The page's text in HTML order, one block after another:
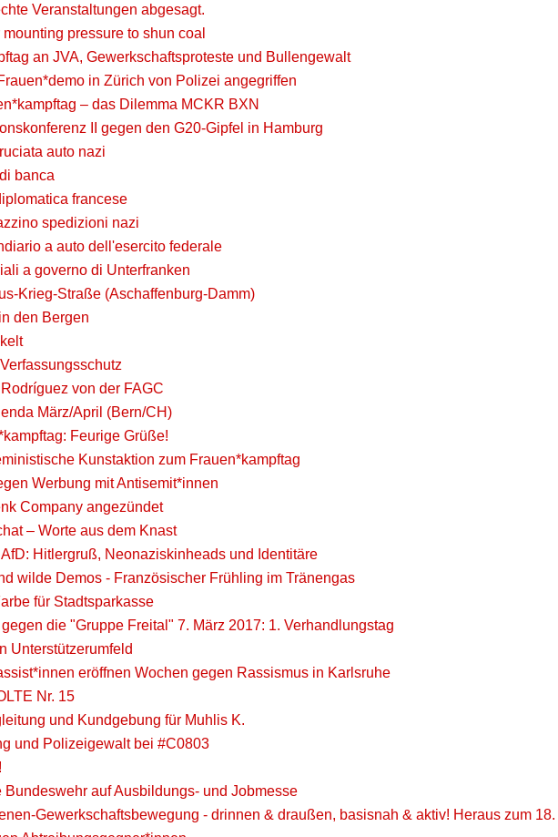
Veranstaltungen abgesagt.
pressure to shun coal
an JVA, Gewerkschaftsproteste und Bullengewalt
in Zürich von Polizei angegriffen
– das Dilemma MCKR BXN
II gegen den G20-Gipfel in Hamburg
auto nazi
banca
francese
spedizioni nazi
a auto dell'esercito federale
a governo di Unterfranken
Krieg-Straße (Aschaffenburg-Damm)
den Bergen
von der FAGC
März/April (Bern/CH)
Feurige Grüße!
Kunstaktion zum Frauen*kampftag
Werbung mit Antisemit*innen
Company angezündet
– Worte aus dem Knast
Hitlergruß, Neonaziskinheads und Identitäre
wilde Demos - Französischer Frühling im Tränengas
für Stadtsparkasse
die "Gruppe Freital" 7. März 2017: 1. Verhandlungstag
Unterstützerumfeld
eröffnen Wochen gegen Rassismus in Karlsruhe
Nr. 15
und Kundgebung für Muhlis K.
und Polizeigewalt bei #C0803
Bundeswehr auf Ausbildungs- und Jobmesse
Gewerkschaftsbewegung - drinnen & draußen, basisnah & aktiv! Heraus zum 18.